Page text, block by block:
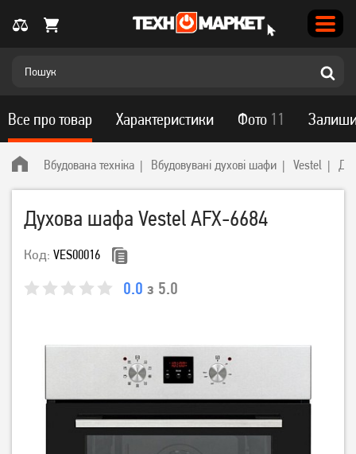
Вбудована техніка Вбудовувані духові шафи Vestel
Духова шафа Vestel AFX-6684
Код: VES00016
0.0 з 5.0
Все про товар Характеристики Фото 11